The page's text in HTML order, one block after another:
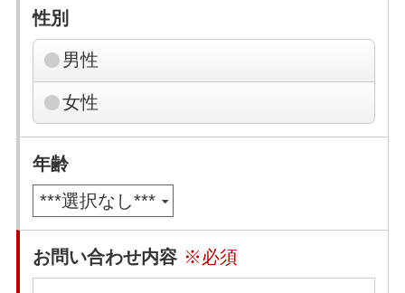
性別
男性
女性
年齢
お問い合わせ内容 ※必須